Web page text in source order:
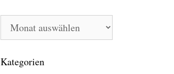
Bisher
auf
Rund
den
Brustring
Kategorien